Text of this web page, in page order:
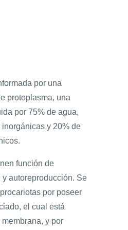
por una
protoplasma, una
por 75% de agua,
y 20% de
función de
autoreproducción. Se
por poseer
el cual está
y por